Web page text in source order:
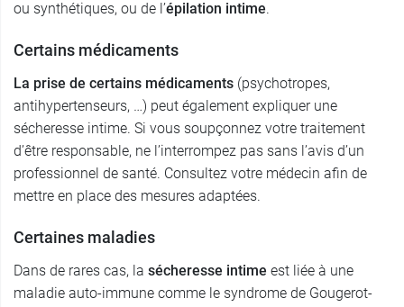
ou synthétiques, ou de l’épilation intime.
Certains médicaments
La prise de certains médicaments (psychotropes,
antihypertenseurs, …) peut également expliquer une
sécheresse intime. Si vous soupçonnez votre traitement
d’être responsable, ne l’interrompez pas sans l’avis d’un
professionnel de santé. Consultez votre médecin afin de
mettre en place des mesures adaptées.
Certaines maladies
Dans de rares cas, la sécheresse intime est liée à une
maladie auto-immune comme le syndrome de Gougerot-